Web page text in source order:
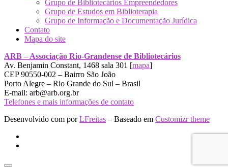
Grupo de Bibliotecários Empreendedores
Grupo de Estudos em Biblioterapia
Grupo de Informação e Documentação Jurídica
Contato
Mapa do site
ARB – Associação Rio-Grandense de Bibliotecários
Av. Benjamin Constant, 1468 sala 301 [mapa]
CEP 90550-002 – Bairro São João
Porto Alegre – Rio Grande do Sul – Brasil
E-mail: arb@arb.org.br
Telefones e mais informações de contato
Desenvolvido com porLFreitas – Baseado em Customizr theme